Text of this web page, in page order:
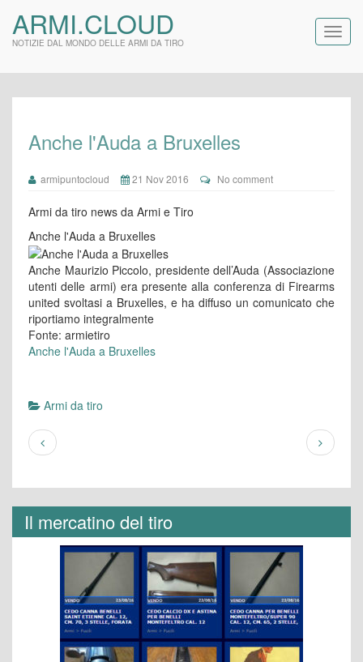
ARMI.CLOUD
NOTIZIE DAL MONDO DELLE ARMI DA TIRO
Anche l'Auda a Bruxelles
armipuntocloud 21 Nov 2016 No comment
Armi da tiro news da Armi e Tiro
Anche l'Auda a Bruxelles
Anche Maurizio Piccolo, presidente dell’Auda (Associazione
utenti delle armi) era presente alla conferenza di Firearms
united svoltasi a Bruxelles, e ha diffuso un comunicato che
riportiamo integralmente
Fonte: armietiro
Anche l'Auda a Bruxelles
Armi da tiro
Il mercatino del tiro